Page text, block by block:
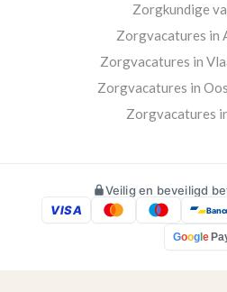
Zorgkundige
Zorgvacatures in
Zorgvacatures in
Zorgvacatures in
Zorgvacatures
Veilig en beveiligd
VISA
Googl e